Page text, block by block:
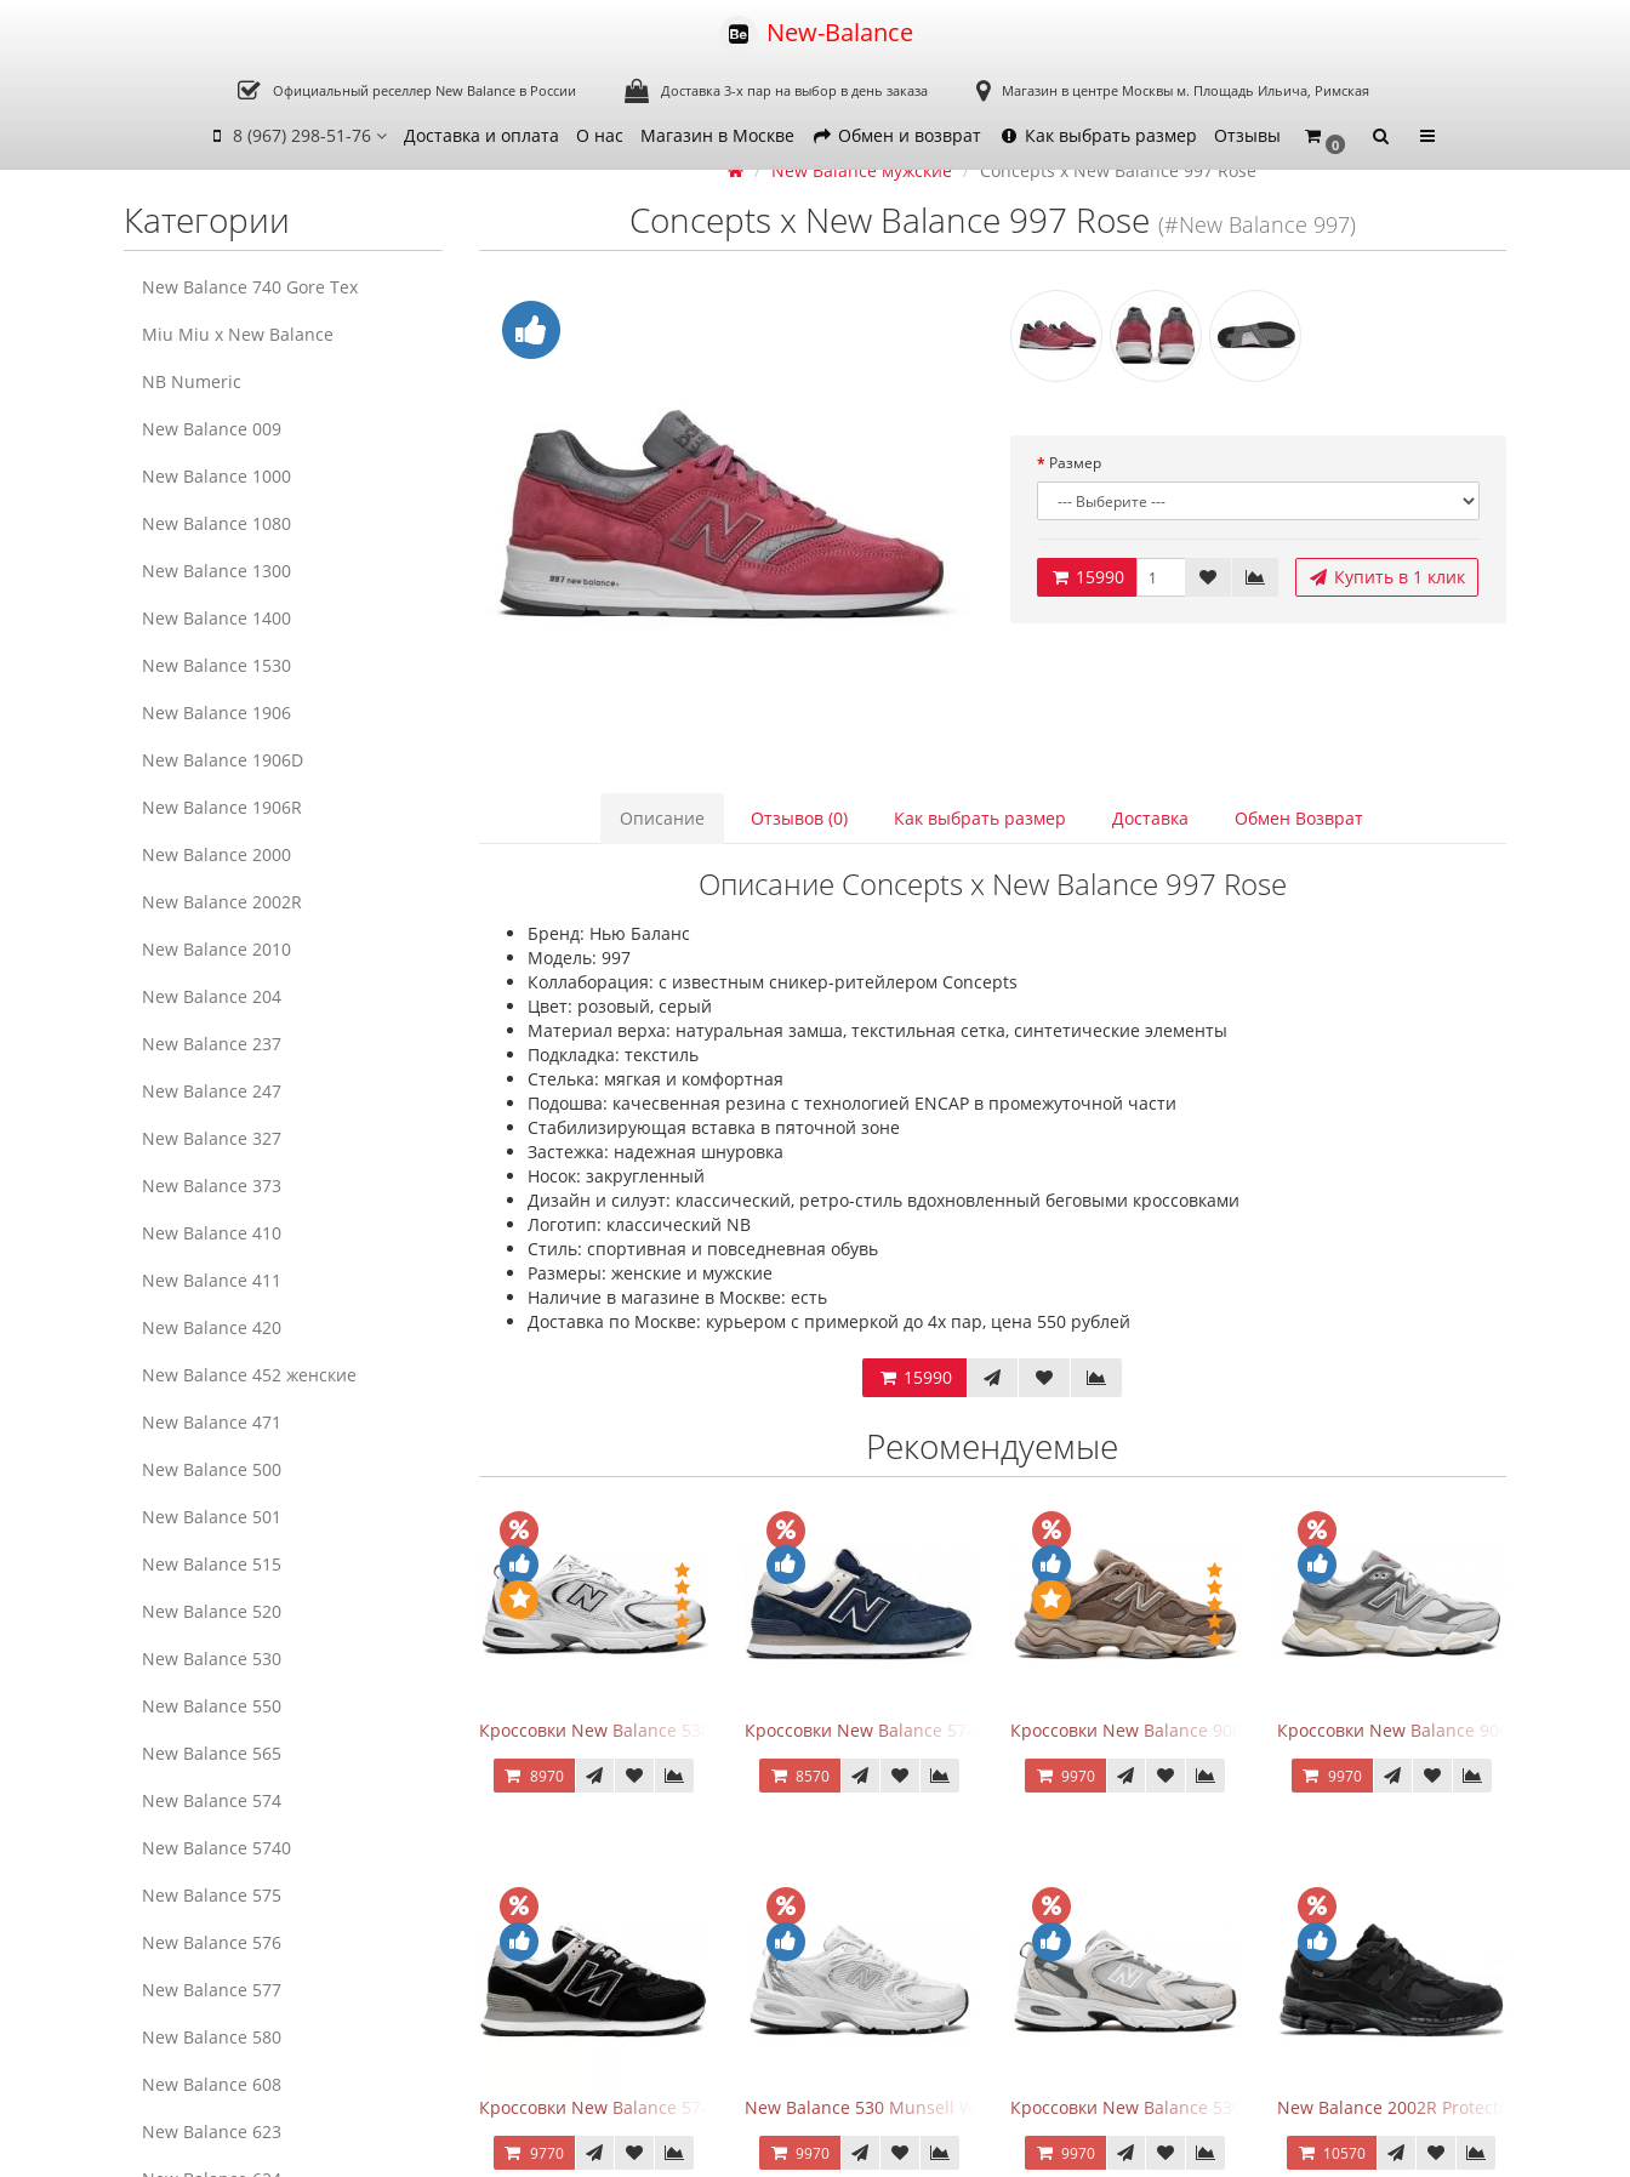
New-Balance
Официальный реселлер New Balance в России Доставка 3-х пар на выбор в день заказа Магазин в центре Москвы м. Площадь Ильича, Римская
8 (967) 298-51-76 Доставка и оплата О нас Магазин в Москве Обмен и возврат Как выбрать размер Отзывы 0
Категории
New Balance 740 Gore Tex
Miu Miu x New Balance
NB Numeric
New Balance 009
New Balance 1000
New Balance 1080
New Balance 1300
New Balance 1400
New Balance 1530
New Balance 1906
New Balance 1906D
New Balance 1906R
New Balance 2000
New Balance 2002R
New Balance 2010
New Balance 204
New Balance 237
New Balance 247
New Balance 327
New Balance 373
New Balance 410
New Balance 411
New Balance 420
New Balance 452 женские
New Balance 471
New Balance 500
New Balance 501
New Balance 515
New Balance 520
New Balance 530
New Balance 550
New Balance 565
New Balance 574
New Balance 5740
New Balance 575
New Balance 576
New Balance 577
New Balance 580
New Balance 608
New Balance 623
New Balance мужские Concepts x New Balance 997 Rose
Concepts x New Balance 997 Rose (#New Balance 997)
Размер
15990 Купить в 1 клик
Описание Отзывов (0) Как выбрать размер Доставка Обмен Возврат
Описание Concepts x New Balance 997 Rose
Бренд: Нью Баланс
Модель: 997
Коллаборация: с известным сникер-ритейлером Concepts
Цвет: розовый, серый
Материал верха: натуральная замша, текстильная сетка, синтетические элементы
Подкладка: текстиль
Стелька: мягкая и комфортная
Подошва: качесвенная резина с технологией ENCAP в промежуточной части
Стабилизирующая вставка в пяточной зоне
Застежка: надежная шнуровка
Носок: закругленный
Дизайн и силуэт: классический, ретро-стиль вдохновленный беговыми кроссовками
Логотип: классический NB
Стиль: спортивная и повседневная обувь
Размеры: женские и мужские
Наличие в магазине в Москве: есть
Доставка по Москве: курьером с примеркой до 4х пар, цена 550 рублей
15990
Рекомендуемые
Кроссовки New Balance 530 White Silver Navy
8970
Кроссовки New Balance 574 Navy Blue White
8570
Кроссовки New Balance 9060 Mushroom
9970
Кроссовки New Balance 9060 Rain Cloud
9970
Кроссовки New Balance 574 Evergreen Black
9770
New Balance 530 Munsell White Silver
9970
Кроссовки New Balance 530 Grey Matter Harbor Grey
9970
New Balance 2002R Protection Phantom
10570